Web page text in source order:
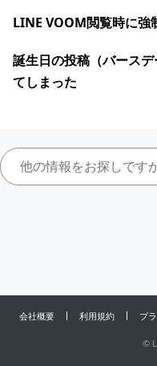
LINE VOOM閲覧時に強
誕生日の投稿（バース
てしまった
会社概要 利用規約 プ
©